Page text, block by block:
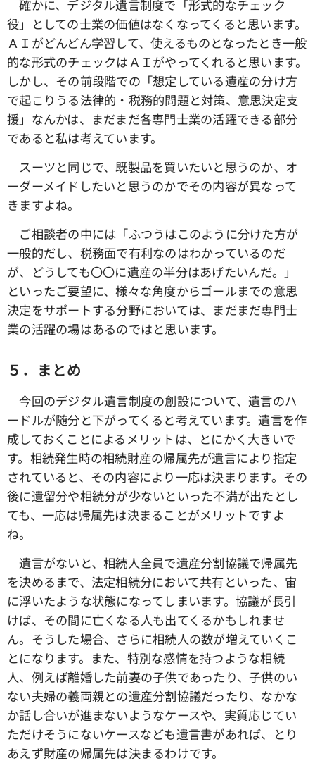
確かに、デジタル遺言制度で「形式的なチェック
役」としての士業の価値はなくなってくると思います。
ＡＩがどんどん学習して、使えるものとなったとき一般
的な形式のチェックはＡＩがやってくれると思います。
しかし、その前段階での「想定している遺産の分け方
で起こりうる法律的・税務的問題と対策、意思決定支
援」なんかは、まだまだ各専門士業の活躍できる部分
であると私は考えています。
スーツと同じで、既製品を買いたいと思うのか、オ
ーダーメイドしたいと思うのかでその内容が異なって
きますよね。
ご相談者の中には「ふつうはこのように分けた方が
一般的だし、税務面で有利なのはわかっているのだ
が、どうしても〇〇に遺産の半分はあげたいんだ。」
といったご要望に、様々な角度からゴールまでの意思
決定をサポートする分野においては、まだまだ専門士
業の活躍の場はあるのではと思います。
５．まとめ
今回のデジタル遺言制度の創設について、遺言のハ
ードルが随分と下がってくると考えています。遺言を作
成しておくことによるメリットは、とにかく大きいで
す。相続発生時の相続財産の帰属先が遺言により指定
されていると、その内容により一応は決まります。その
後に遺留分や相続分が少ないといった不満が出たとし
ても、一応は帰属先は決まることがメリットですよ
ね。
遺言がないと、相続人全員で遺産分割協議で帰属先
を決めるまで、法定相続分において共有といった、宙
に浮いたような状態になってしまいます。協議が長引
けば、その間に亡くなる人も出てくるかもしれませ
ん。そうした場合、さらに相続人の数が増えていくこ
とになります。また、特別な感情を持つような相続
人、例えば離婚した前妻の子供であったり、子供のい
ない夫婦の義両親との遺産分割協議だったり、なかな
か話し合いが進まないようなケースや、実質応じてい
ただけそうにないケースなども遺言書があれば、とり
あえず財産の帰属先は決まるわけです。